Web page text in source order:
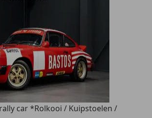
car *Rolkooi / Kuipstoelen /